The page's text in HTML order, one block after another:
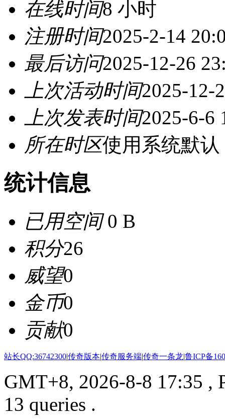
在线时间8 小时
注册时间2025-2-14
最后访问2025-12-26
上次活动时间2025-12-
上次发表时间2025-6-6
所在时区使用系统默认
统计信息
已用空间0 B
积分26
威望0
金币0
贡献0
站长QQ:36742300|传奇版本|传奇服务端|传奇一条龙|鲁ICP备
GMT+8, 2026-8-8 17:35 ,
13 queries .